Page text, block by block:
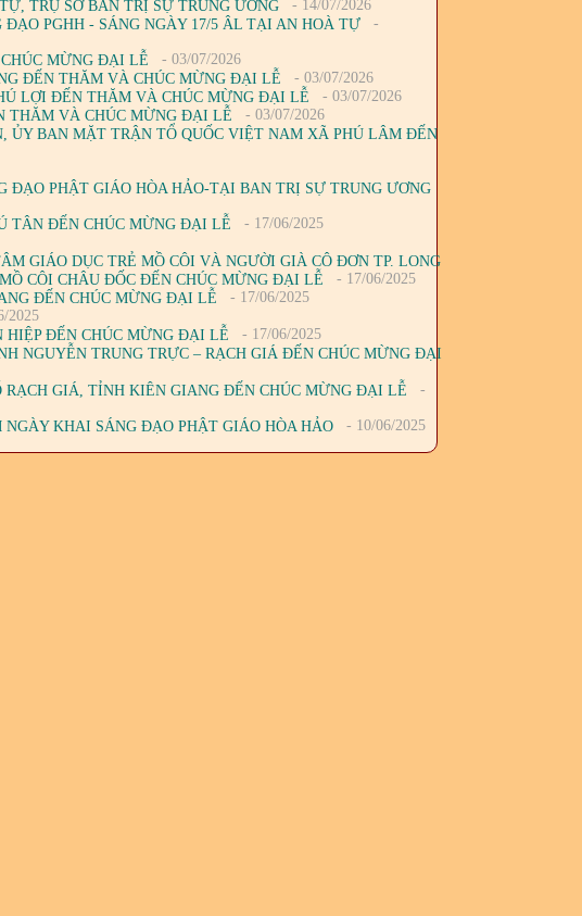
TRỤ SỞ BAN TRỊ SỰ TRUNG ƯƠNG
- 14/07/2026
PGHH - SÁNG NGÀY 17/5 ÂL TẠI AN HOÀ TỰ
-
MỪNG ĐẠI LỄ
- 03/07/2026
ĐẾN THĂM VÀ CHÚC MỪNG ĐẠI LỄ
- 03/07/2026
LỢI ĐẾN THĂM VÀ CHÚC MỪNG ĐẠI LỄ
- 03/07/2026
THĂM VÀ CHÚC MỪNG ĐẠI LỄ
- 03/07/2026
BAN MẶT TRẬN TỔ QUỐC VIỆT NAM XÃ PHÚ LÂM ĐẾN
PHẬT GIÁO HÒA HẢO-TẠI BAN TRỊ SỰ TRUNG ƯƠNG
TÂN ĐẾN CHÚC MỪNG ĐẠI LỄ
- 17/06/2025
GIÁO DỤC TRẺ MỒ CÔI VÀ NGƯỜI GIÀ CÔ ĐƠN TP. LONG
CÔI CHÂU ĐỐC ĐẾN CHÚC MỪNG ĐẠI LỄ
- 17/06/2025
ĐẾN CHÚC MỪNG ĐẠI LỄ
- 17/06/2025
2025
ĐẾN CHÚC MỪNG ĐẠI LỄ
- 17/06/2025
NGUYỄN TRUNG TRỰC – RẠCH GIÁ ĐẾN CHÚC MỪNG ĐẠI
GIÁ, TỈNH KIÊN GIANG ĐẾN CHÚC MỪNG ĐẠI LỄ
-
KHAI SÁNG ĐẠO PHẬT GIÁO HÒA HẢO
- 10/06/2025